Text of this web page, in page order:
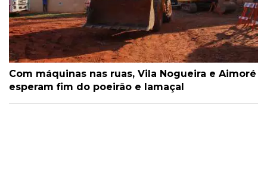
Com máquinas nas ruas, Vila Nogueira e Aimoré
esperam fim do poeirão e lamaçal